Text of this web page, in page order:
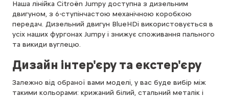
Наша лінійка Citroën Jumpy доступна з дизельним
двигуном, з 6-ступінчастою механічною коробкою
передач. Дизельний двигун BlueHDi використовується в
усіх наших фургонах Jumpy і знижує споживання пального
та викиди вуглецю.
Дизайн інтер'єру та екстер'єру
Залежно від обраної вами моделі, у вас буде вибір між
такими кольорами: крижаний білий, стальний металік і